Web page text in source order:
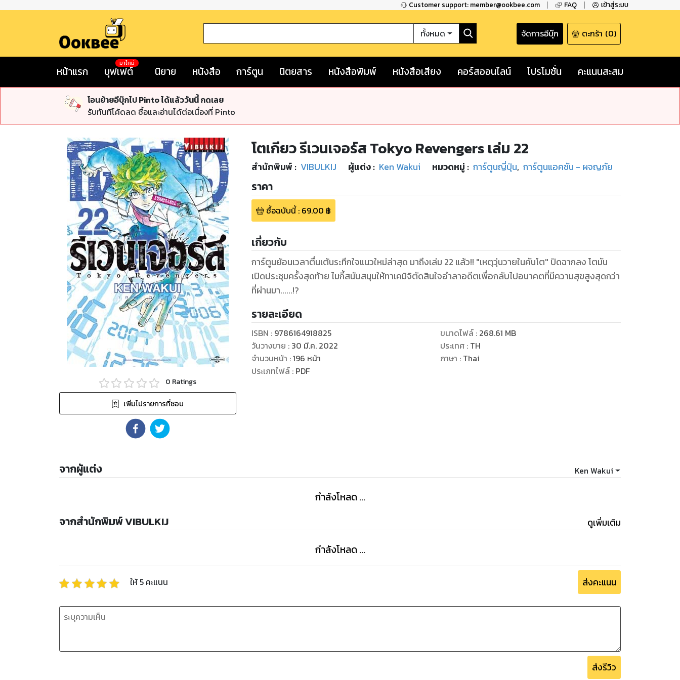
Customer support: member@ookbee.com FAQ เข้าสู่ระบบ
ทั้งหมด จัดการอีบุ๊ก ตะกร้า (0)
หน้าแรก บุฟเฟต์
มาใหม่
นิยาย หนังสือ การ์ตูน นิตยสาร หนังสือพิมพ์ หนังสือเสียง คอร์สออนไลน์ โปรโมชั่น คะแนนสะสม
โอนย้ายอีบุ๊กไป Pinto ได้แล้ววันนี้ กดเลย
รับทันทีโค้ดลด ซื้อและอ่านได้ต่อเนื่องที่ Pinto
0 Ratings
เพิ่มไปรายการที่ชอบ
โตเกียว รีเวนเจอร์ส Tokyo Revengers เล่ม 22
สำนักพิมพ์ : VIBULKIJ ผู้แต่ง : Ken Wakui หมวดหมู่ : การ์ตูนญี่ปุ่น, การ์ตูนแอคชัน - ผจญภัย
ราคา
ซื้อฉบับนี้: 69.00 ฿
เกี่ยวกับ
การ์ตูนย้อนเวลาตื่นเต้นระทึกใจแนวใหม่ล่าสุด มาถึงเล่ม 22 แล้ว!! "เหตุวุ่นวายในคันโต" ปิดฉากลง โตมัน
เปิดประชุมครั้งสุดท้าย ไมกี้สนับสนุนให้ทาเคมิจิตัดสินใจอําลาอดีตเพื่อกลับไปอนาคตที่มีความสุขสูงสุดกว่า
ที่ผ่านมา......!?
รายละเอียด
ISBN : 9786164918825
วันวางขาย : 30 มี.ค. 2022
จำนวนหน้า :196 หน้า
ประเภทไฟล์: PDF
ขนาดไฟล์: 268.61 MB
ประเทศ : TH
ภาษา : Thai
จากผู้แต่ง Ken Wakui
กำลังโหลด ...
จากสำนักพิมพ์ VIBULKIJ ดูเพิ่มเติม
กำลังโหลด ...
ให้ 5 คะแนน ส่งคะแนน
ส่งรีวิว